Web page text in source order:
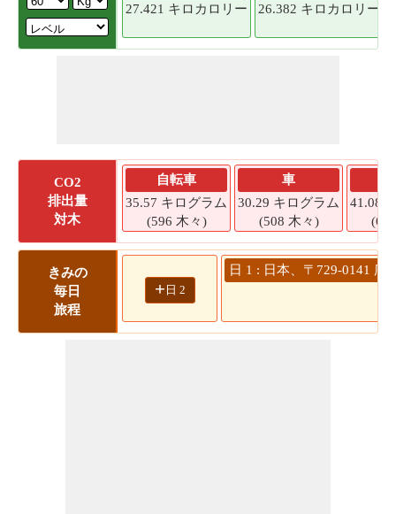
27.421 キロカロリー
26.382 キロカロリー
CO2
排出量
対木
自転車
35.57 キログラム
(596 木々)
車
30.29 キログラム
(508 木々)
41.08
きみの
毎日
旅程
+ 日 2
日 1 : 日本、〒729-0141 広